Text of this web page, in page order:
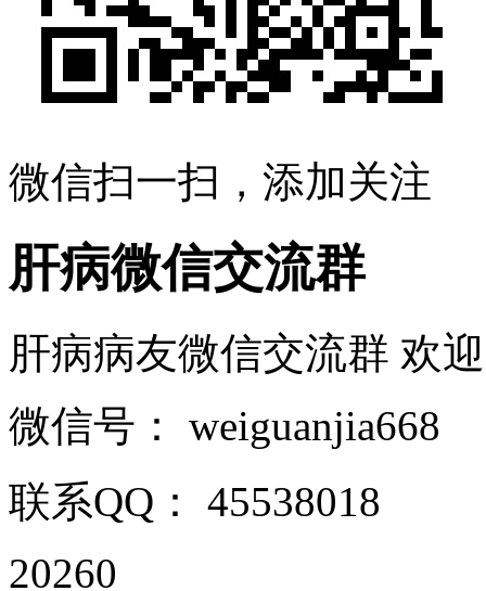
微信扫一扫，添加关注
肝病微信交流群
肝病病友微信交流群 欢
微信号： weiguanjia668
联系QQ： 45538018
20260